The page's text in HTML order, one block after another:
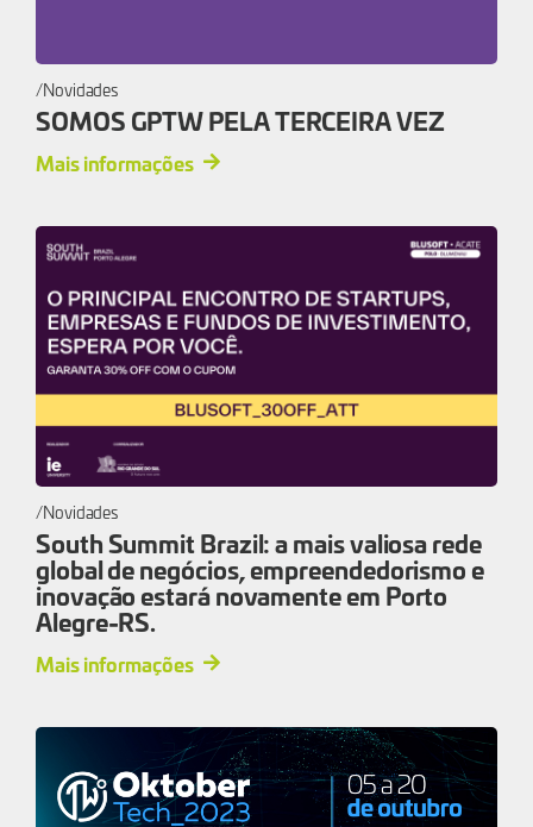
Novidades
SOMOS GPTW PELA TERCEIRA VEZ
Mais informações
Novidades
South Summit Brazil: a mais valiosa rede
global de negócios, empreendedorismo e
inovação estará novamente em Porto
Alegre-RS.
Mais informações